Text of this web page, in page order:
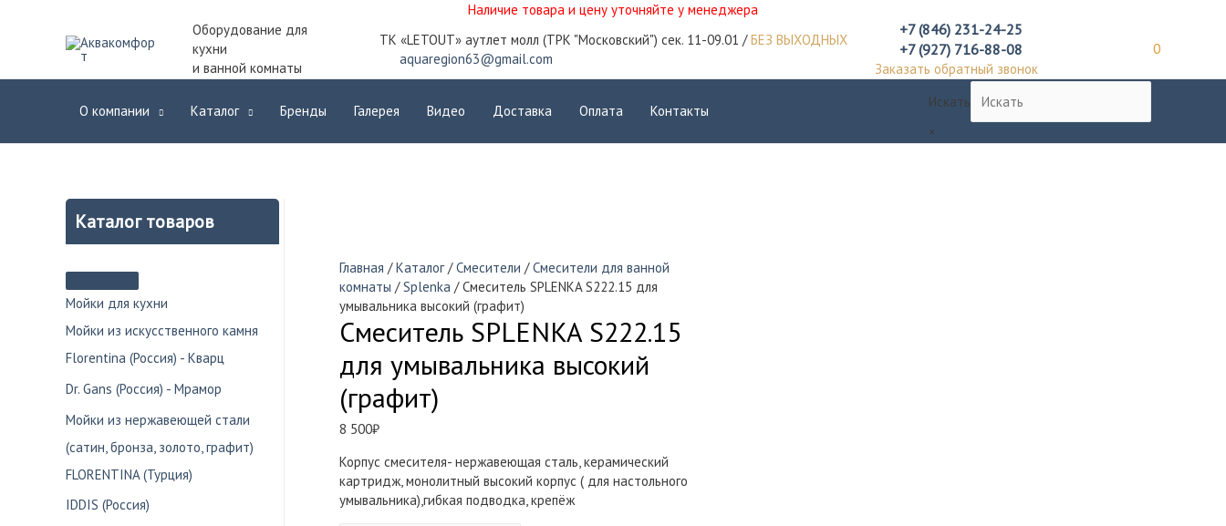
Наличие товара и цену уточняйте у менеджера
Оборудование для
кухни
и ванной комнаты
ТК «LETOUT» аутлет молл (ТРК "Московский") сек. 11-09.01 /БЕЗ ВЫХОДНЫХ
aquaregion63@gmail.com
+7 (846) 231-24-25
+7 (927) 716-88-08
Заказать обратный звонок
0
О компании Каталог Бренды Галерея Видео Доставка Оплата Контакты
Искать
×
Каталог товаров
Мойки для кухни
Мойки из искусственного камня
Florentina (Россия) - Кварц
Dr. Gans (Россия) - Мрамор
Мойки из нержавеющей стали
(сатин, бронза, золото, графит)
FLORENTINA (Турция)
IDDIS (Россия)
Главная /Каталог/Смесители /Смесители для ванной
комнаты /Splenka / Смеситель SPLENKA S222.15 для
умывальника высокий (графит)
Смеситель SPLENKA S222.15
для умывальника высокий
(графит)
8 500₽
Корпус смесителя- нержавеющая сталь, керамический
картридж, монолитный высокий корпус ( для настольного
умывальника),гибкая подводка, крепёж